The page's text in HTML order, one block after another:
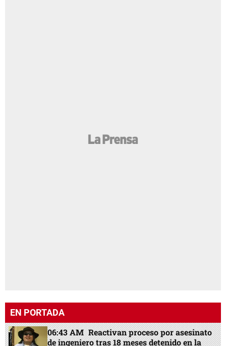
EN PORTADA
06:43 AM Reactivan proceso por asesinato
de ingeniero tras 18 meses detenido en la